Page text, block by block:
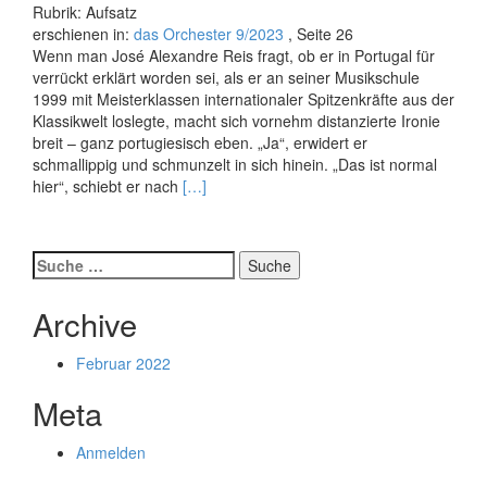
Rubrik: Aufsatz
erschienen in: das Orchester 9/2023 , Seite 26
Wenn man José Alexandre Reis fragt, ob er in Portugal für
verrückt erklärt worden sei, als er an seiner Musikschule
1999 mit Meisterklassen internationaler Spitzenkräfte aus der
Klassikwelt loslegte, macht sich vornehm distanzierte Ironie
breit – ganz portugiesisch eben. „Ja“, erwidert er
schmallippig und schmunzelt in sich hinein. „Das ist normal
hier“, schiebt er nach Read
MISSION
MUSIKAUSBILDUNG
[…]
Suche
nach:
Archive
Februar 2022
Meta
Anmelden